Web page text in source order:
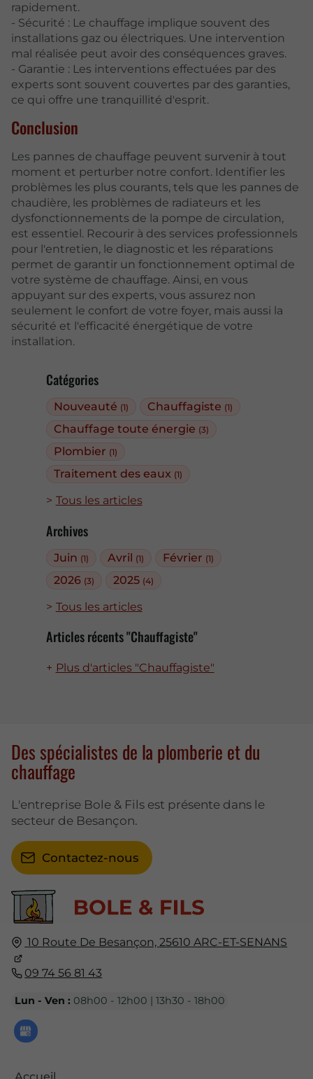
Catégories
Nouveauté (1) Chauffagiste (1)
Chauffage toute énergie (3)
Plombier (1)
Traitement des eaux (1)
Tous les articles
Archives
Juin (1) Avril (1) Février (1)
2026 (3) 2025 (4)
Tous les articles
Articles récents "Chauffagiste"
Plus d'articles "Chauffagiste"
rapidement.
- Sécurité : Le chauffage implique souvent des
installations gaz ou électriques. Une intervention
mal réalisée peut avoir des conséquences graves.
- Garantie : Les interventions effectuées par des
experts sont souvent couvertes par des garanties,
ce qui offre une tranquillité d'esprit.
Conclusion
Les pannes de chauffage peuvent survenir à tout
moment et perturber notre confort. Identifier les
problèmes les plus courants, tels que les pannes de
chaudière, les problèmes de radiateurs et les
dysfonctionnements de la pompe de circulation,
est essentiel. Recourir à des services professionnels
pour l'entretien, le diagnostic et les réparations
permet de garantir un fonctionnement optimal de
votre système de chauffage. Ainsi, en vous
appuyant sur des experts, vous assurez non
seulement le confort de votre foyer, mais aussi la
sécurité et l'efficacité énergétique de votre
installation.
10 Route De Besançon,25610 ARC-ET-SENANS
09 74 56 81 43
Lun - Ven : 08h00 - 12h00 | 13h30 - 18h00
Des spécialistes de la plomberie et du
chauffage
L'entreprise Bole & Fils est présente dans le
secteur de Besançon.
Contactez-nous